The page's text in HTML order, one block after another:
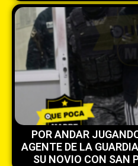
POR ANDAR
AGENTE DE LA
SU NOVIO CON SAN